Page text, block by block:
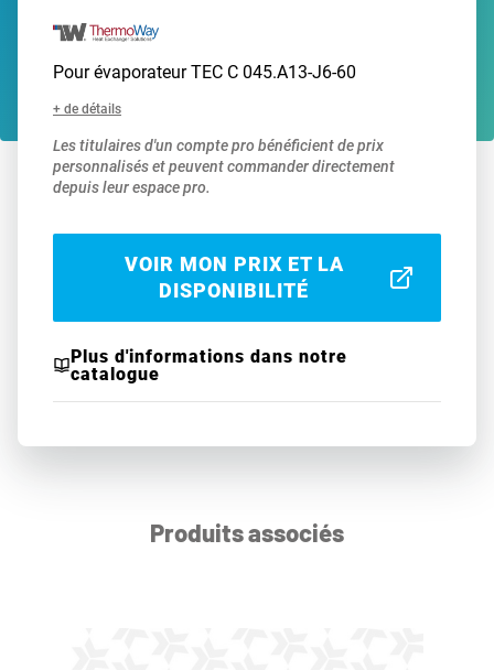
Pour évaporateur TEC C 045.A13-J6-60
+ de détails
Les titulaires d'un compte pro bénéficient de prix
personnalisés et peuvent commander directement
depuis leur espace pro.
VOIR MON PRIX ET LA
DISPONIBILITÉ
Plus d'informations dans notre
catalogue
Produits associés